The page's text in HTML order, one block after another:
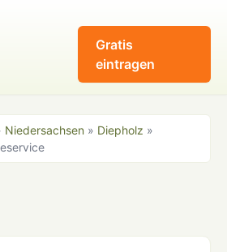
Gratis
eintragen
Niedersachsen » Diepholz »